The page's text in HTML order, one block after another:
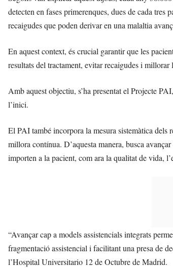
detecten en fases primerenques, dues de cada
recaigudes que poden derivar en una malaltia
En aquest context, és crucial garantir que les
resultats del tractament, evitar recaigudes i
Amb aquest objectiu, s’ha presentat el Projecte
l’inici.
El PAI també incorpora la mesura sistemàtica dels
millora contínua. D’aquesta manera, busca
importen a la pacient, com ara la qualitat de vida,
“Avançar cap a models assistencials integrats
fragmentació assistencial i facilitant una presa de
l’Hospital Universitario 12 de Octubre de Madrid.